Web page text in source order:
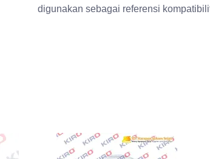
digunakan sebagai referensi